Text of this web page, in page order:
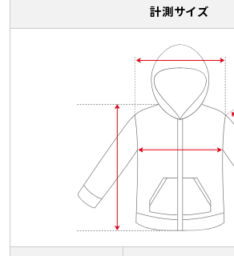
計測サイズ